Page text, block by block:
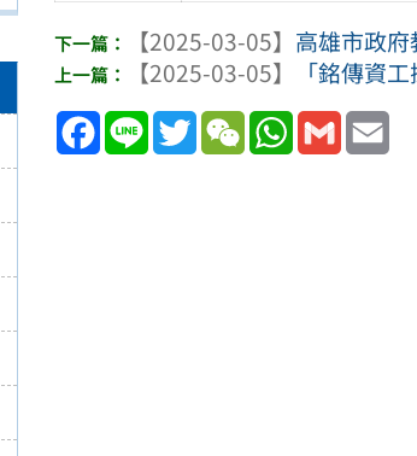
【2025-03-05】 高雄市政
【2025-03-05】
「銘傳資
Facebook
Line TwitterWeChatWhatsApp
Gmail